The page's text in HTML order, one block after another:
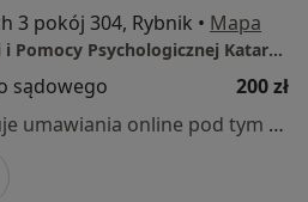
3 pokój 304, Rybnik • Mapa
Gabinet Psychoterapii i Pomocy Psychologicznej Katarzyna Zwierzyńska
sądowego
200 zł
Specjalista nie oferuje umawiania online pod tym adresem.